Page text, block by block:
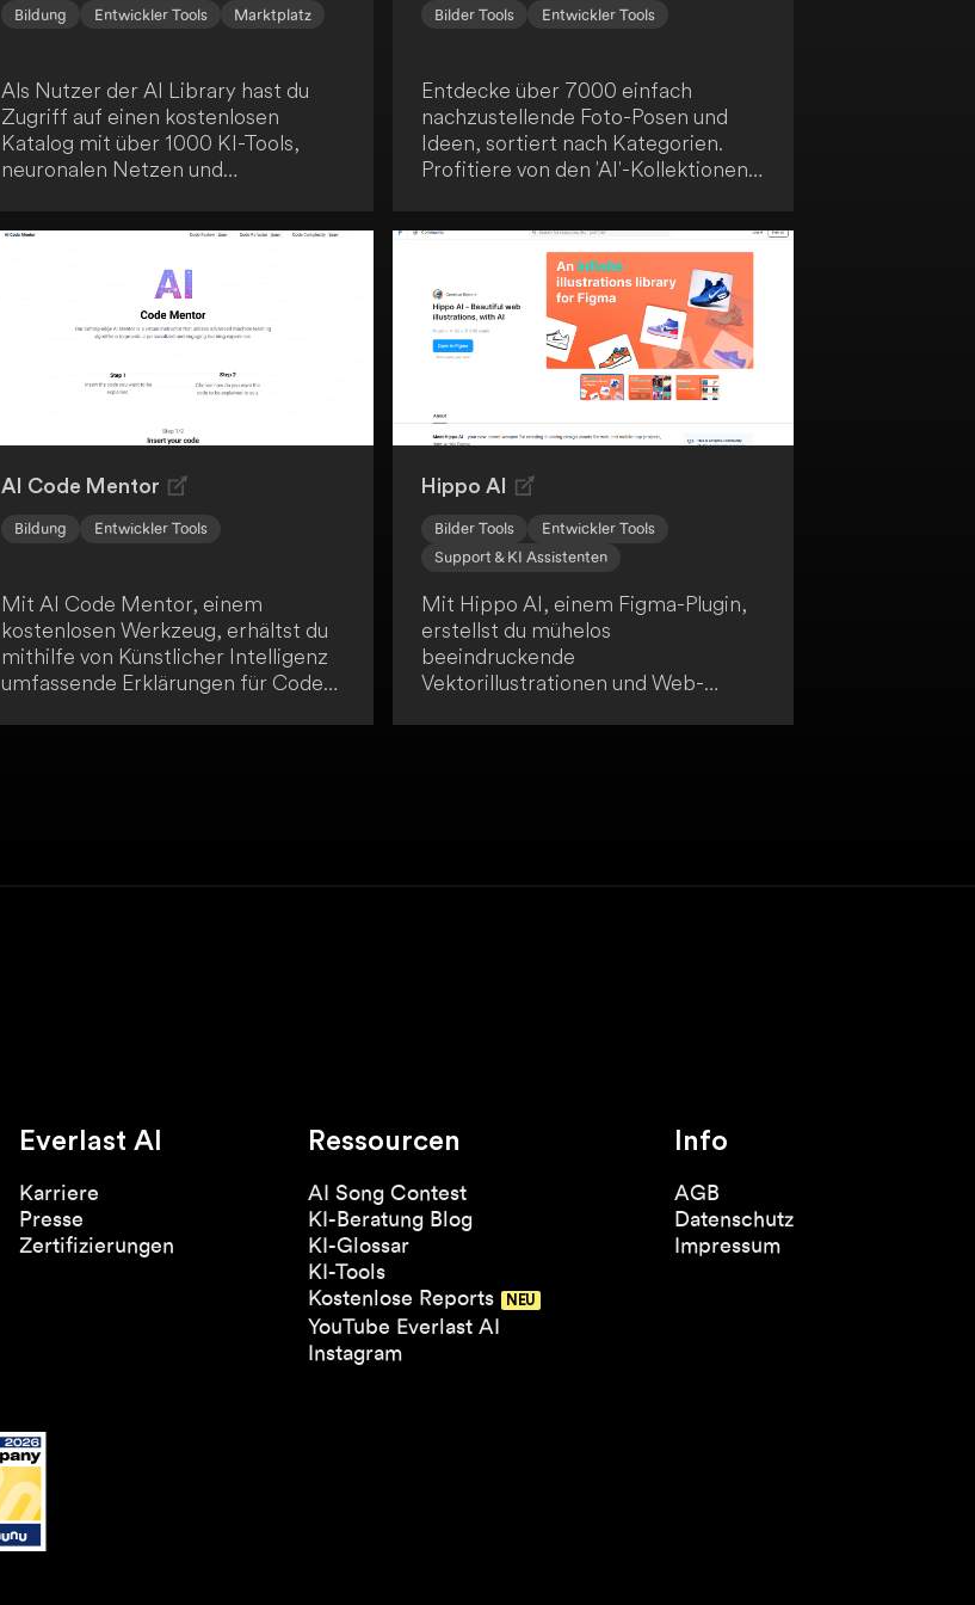
Bildung Entwickler Tools Marktplatz
Als Nutzer der AI Library hast du
Zugriff auf einen kostenlosen
Katalog mit über 1000 KI-Tools,
neuronalen Netzen und
praktisch zu erforschen und
anzuwenden. Die Plattform dient als
Bildungsportal und erleichtert dir
Technologien.
Bilder Tools Entwickler Tools
Entdecke über 7000 einfach
nachzustellende Foto-Posen und
Ideen, sortiert nach Kategorien.
Profitiere von den 'AI'-Kollektionen
Suchfunktionen, lade eigene Inhalte
hoch und organisiere sie, und
profitiere von professionellen
Beleuchtungssetups sowie einem
Tracker für die goldene und blaue
AI Code Mentor
Bildung Entwickler Tools
Mit AI Code Mentor, einem
kostenlosen Werkzeug, erhältst du
mithilfe von Künstlicher Intelligenz
umfassende Erklärungen für Code-
Hippo AI
Bilder Tools
Entwickler Tools
Support & KI Assistenten
Mit Hippo AI, einem Figma-Plugin,
erstellst du mühelos
beeindruckende
Vektorillustrationen und Web-
Everlast AI
Karriere
Presse
Zertifizierungen
Ressourcen
AI Song Contest
KI-Beratung Blog
KI-Glossar
KI-Tools
Kostenlose Reports
YouTube Everlast AI
Instagram
Info
AGB
Datenschutz
Impressum